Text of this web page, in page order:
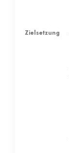
Zielsetzung